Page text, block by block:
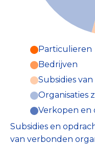
Deze
Particulieren
Bedrijven
Subsidies
Organisaties
Verkopen en
Subsidies en
van verbonden